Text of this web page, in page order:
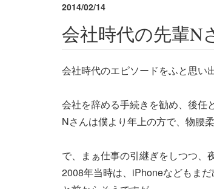
2014/02/14
会社時代の先輩N
会社時代のエピソードをふと思い
会社を辞める手続きを勧め、後任
Nさんは僕より年上の方で、物腰
で、まぁ仕事の引継ぎをしつつ、
2008年当時は、iPhoneなどもま